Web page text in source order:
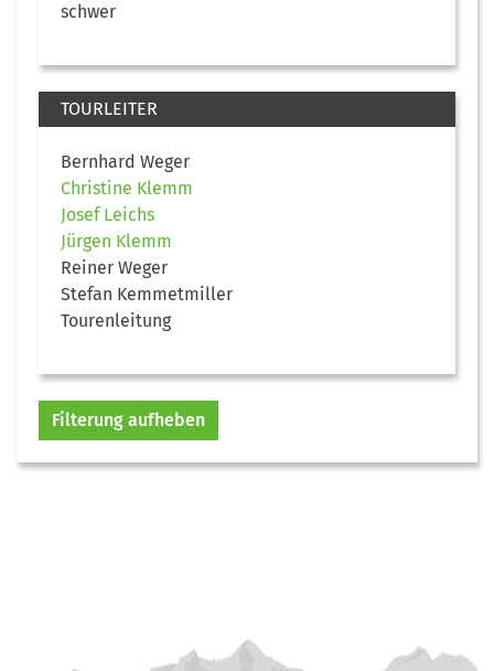
schwer
TOURLEITER
Bernhard Weger
Christine Klemm
Josef Leichs
Jürgen Klemm
Reiner Weger
Stefan Kemmetmiller
Tourenleitung
Filterung aufheben